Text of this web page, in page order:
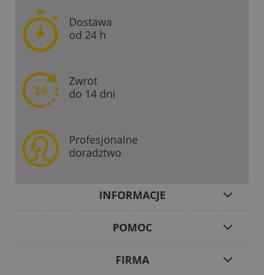
Dostawa
od 24 h
Zwrot
do 14 dni
Profesjonalne
doradztwo
INFORMACJE
POMOC
FIRMA